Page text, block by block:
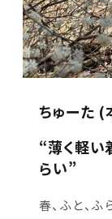
ちゅーた (
“薄く軽い
らい”
春、ふと、